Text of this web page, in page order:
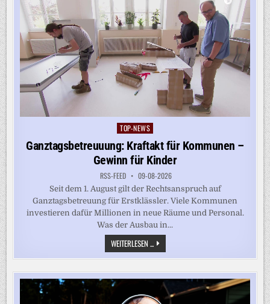
Posted
TOP-NEWS
Ganztagsbetreuuung: Kraftakt für Kommunen –
Gewinn für Kinder
RSS-FEED 09-08-2026
Seit dem 1. August gilt der Rechtsanspruch auf
Ganztagsbetreuung für Erstklässler. Viele Kommunen
investieren dafür Millionen in neue Räume und Personal.
Was der Ausbau in...
WEITERLESEN ... GANZTAGSBETREUUUNG:
KRAFTAKT
FÜR
–
GEWINN
FÜR
KINDER